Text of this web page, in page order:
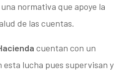
normativa que apoye la
de las cuentas.
cuentan con un
lucha pues supervisan y